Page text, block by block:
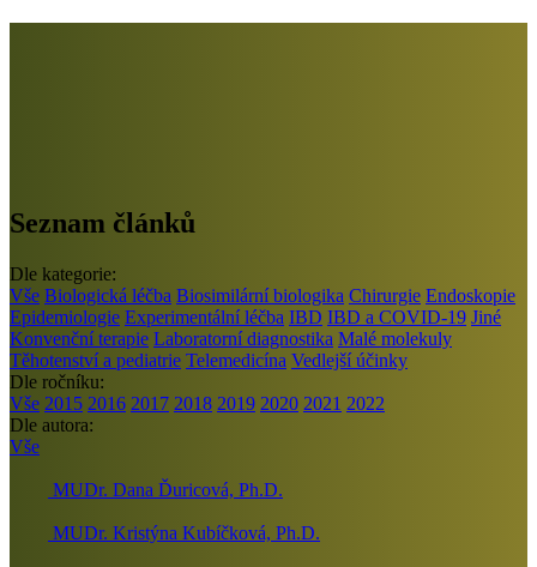
Seznam článků
Dle kategorie:
Vše Biologická léčba Biosimilární biologika Chirurgie Endoskopie
Epidemiologie Experimentální léčba IBD IBD a COVID-19 Jiné
Konvenční terapie Laboratorní diagnostika Malé molekuly
Těhotenství a pediatrie Telemedicína Vedlejší účinky
Dle ročníku:
Vše 2015 2016 2017 2018 2019 2020 2021 2022
Dle autora:
Vše
MUDr. Dana Ďuricová, Ph.D.
MUDr. Kristýna Kubíčková, Ph.D.